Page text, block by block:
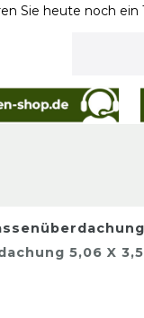
noch ein Termin
5,06 X